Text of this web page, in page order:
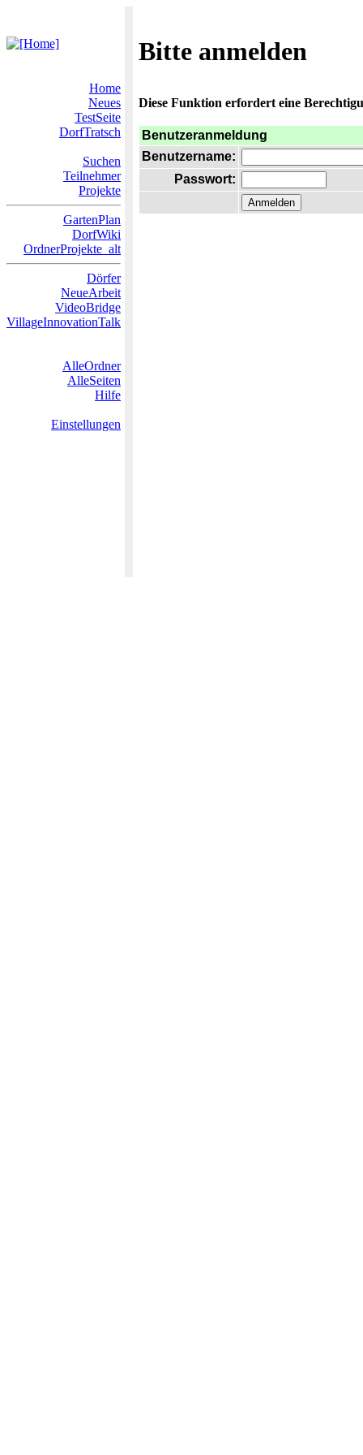
Bitte anmelden
Home
Neues
TestSeite
DorfTratsch
Suchen
Teilnehmer
Projekte
GartenPlan
DorfWiki
OrdnerProjekte_alt
Dörfer
NeueArbeit
VideoBridge
VillageInnovationTalk
AlleOrdner
AlleSeiten
Hilfe
Einstellungen
Diese Funktion erfordert eine
Benutzeranmeldung
Benutzername:
Passwort: